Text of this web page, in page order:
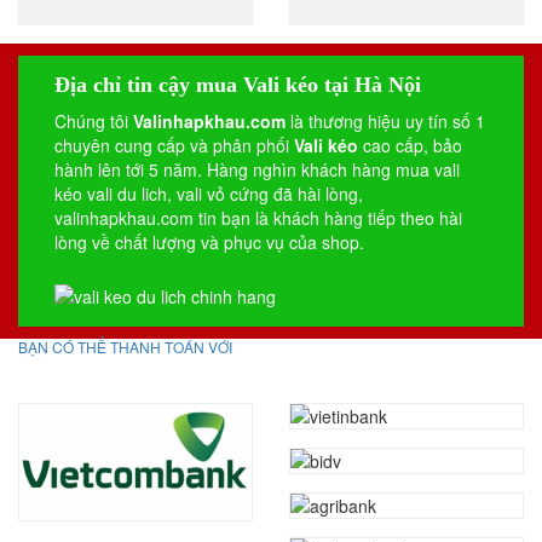
Địa chỉ tin cậy mua Vali kéo tại Hà Nội
Chúng tôi Valinhapkhau.com là thương hiệu uy tín số 1
chuyên cung cấp và phân phối Vali kéo cao cấp, bảo
hành lên tới 5 năm. Hàng nghìn khách hàng mua vali
kéo vali du lich, vali vỏ cứng đã hài lòng,
valinhapkhau.com tin bạn là khách hàng tiếp theo hài
lòng về chất lượng và phục vụ của shop.
BẠN CÓ THỂ THANH TOÁN VỚI